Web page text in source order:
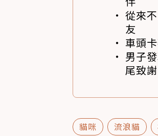
從來
友
車頭
男子
尾致謝
貓咪 流浪貓